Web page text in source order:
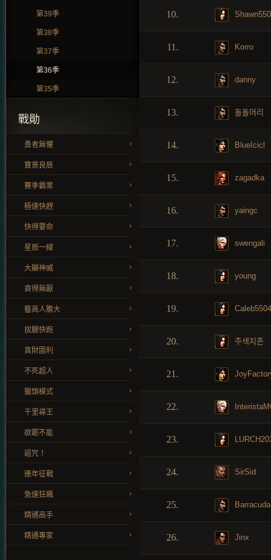
第39季
第38季
第37季
第36季
第35季
戰勛
勇者無懼
寶景良辰
賽季霸業
極速快趕
快得要命
星辰一線
大顯神威
貪得無厭
藝高人膽大
拔腿快跑
貪財圖利
不死超人
獵頭模式
千里尋王
欲罷不能
詛咒！
連年征戰
急速狂飆
精通高手
精通專家
10.
11. Korro
12. danny
13. 돌돌머리
14. BlueIcicl
15. zagadka
16. yaingc
17. swengali
18. young
19. Caleb5504
20. 주색지존
21.
22.
23.
24. SirSid
25.
26. Jinx